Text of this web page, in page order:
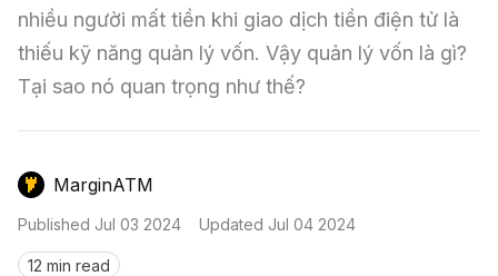
Kinh Nghiệm Đầu Tư
Sàn Giao Dịch
Mô Hình Biểu Đồ Giá
GameFi
Sign in
nhiều người mất tiền khi giao dịch tiền điện tử là
thiếu kỹ năng quản lý vốn. Vậy quản lý vốn là gì?
Tại sao nó quan trọng như thế?
MarginATM
Published Jul 03 2024 Updated Jul 04 2024
12 min read